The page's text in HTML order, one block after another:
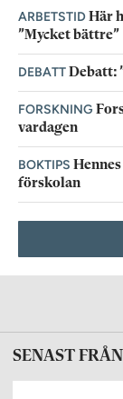
ARBETSTIDHär
”Mycket bättre”
DEBATTDebatt:
FORSKNING
vardagen
BOKTIPS
förskolan
SENAST